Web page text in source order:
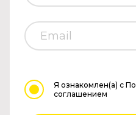
Я ознакомлен(а) с
соглашением